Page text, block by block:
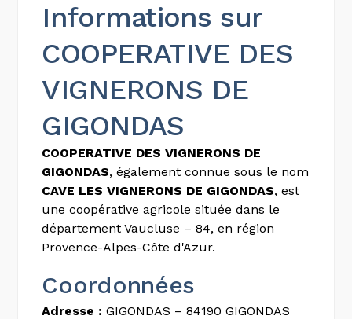
Informations sur
COOPERATIVE DES
VIGNERONS DE
GIGONDAS
COOPERATIVE DES VIGNERONS DE
GIGONDAS, également connue sous le nom
CAVE LES VIGNERONS DE GIGONDAS, est
une coopérative agricole située dans le
département Vaucluse – 84, en région
Provence-Alpes-Côte d'Azur.
Coordonnées
Adresse : GIGONDAS – 84190 GIGONDAS